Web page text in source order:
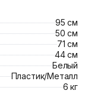
95 см
50 см
71 см
44 см
Белый
Пластик/Металл
6 кг